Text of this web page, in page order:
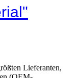
Lieferanten,